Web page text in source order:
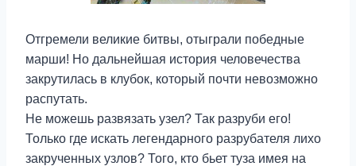
Отгремели великие битвы, отыграли победные
марши! Но дальнейшая история человечества
закрутилась в клубок, который почти невозможно
распутать.
Не можешь развязать узел? Так разруби его!
Только где искать легендарного разрубателя лихо
закрученных узлов? Того, кто бьет туза имея на